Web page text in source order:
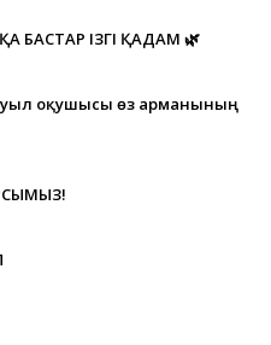
БАСТАР ІЗГІ ҚАДАМ 🌿
оқушысы өз арманының